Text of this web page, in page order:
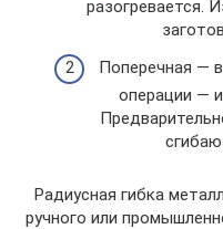
разогревается.
Поперечная —
операции —
Радиусная гибка
ручного или